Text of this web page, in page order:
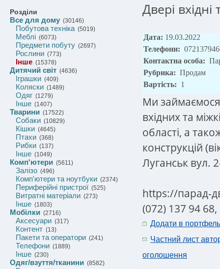
Розділи
Все для дому (30146)
Побутова техніка(5019)
Меблі (6073)
Предмети побуту (2697)
Рослини (773)
Інше (15378)
Дитячий світ (4636)
Іграшки (409)
Коляски (1489)
Одяг (1279)
Інше (1407)
Тварини (17522)
Собаки (10829)
Кішки (4645)
Птахи (368)
Рибки (137)
Інше (1049)
Комп'ютери (5611)
Залізо (496)
Комп'ютери та ноутбуки (2374)
Периферійні пристрої (525)
Витратні матеріали (273)
Інше (1803)
Мобілки (2716)
Аксесуари (317)
Контент (13)
Пакети та оператори (241)
Телефони (1889)
Інше (230)
Одяг/взуття/тканини (8582)
Двері
Дата: 19.03.2022
Телефони:
Контактна особа:
Рубрика: Продам
Вартість: 1
Ми
вхідних та
області, а
конструкцій
Луганськ вул.
https://парад-
(072) 137 94
Додати в портфель
Частний лист
оголошення